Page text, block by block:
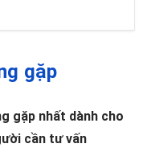
gặp
gặp nhất dành cho
cần tư vấn